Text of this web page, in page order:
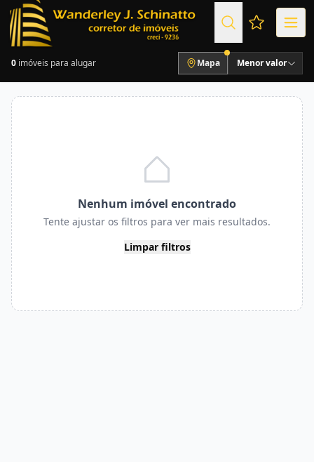
Favoritos
0 imóveis para alugar Mapa Menor valor
Nenhum imóvel encontrado
Tente ajustar os filtros para ver mais resultados.
Limpar filtros